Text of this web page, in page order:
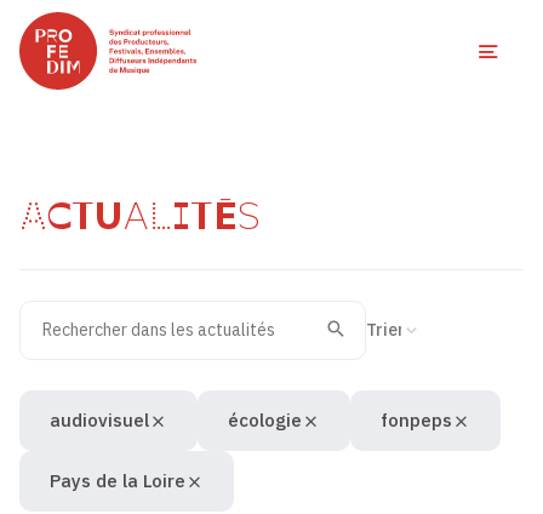
ACTUALITÉS
Recherche
Valider
audiovisuel écologie fonpeps
Pays de la Loire